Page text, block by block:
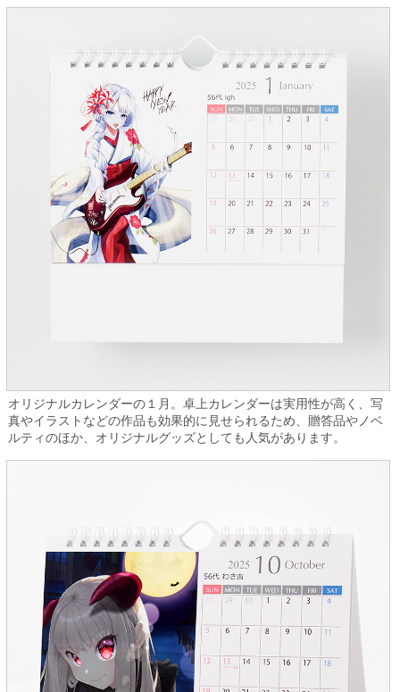
オリジナルカレンダーの１月。卓上カレンダーは実用性が高く、写
真やイラストなどの作品も効果的に見せられるため、贈答品やノベ
ルティのほか、オリジナルグッズとしても人気があります。